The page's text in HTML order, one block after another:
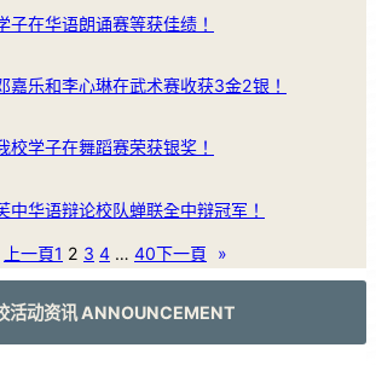
子在华语朗诵赛等获佳绩！
嘉乐和李心琳在武术赛收获3金2银！
校学子在舞蹈赛荣获银奖！
中华语辩论校队蝉联全中辩冠军！
上一頁1 2 3 4 … 40下一頁 »
活动资讯 ANNOUNCEMENT